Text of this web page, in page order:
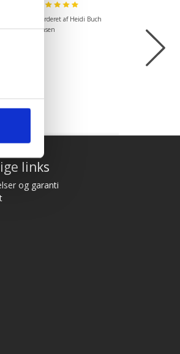
Vurderet af Heidi Buch
Jensen
links
og garanti